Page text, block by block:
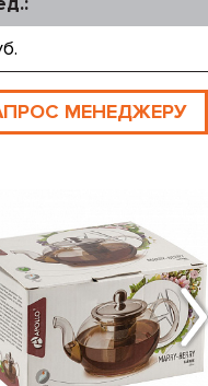
МЕНЕДЖЕРУ